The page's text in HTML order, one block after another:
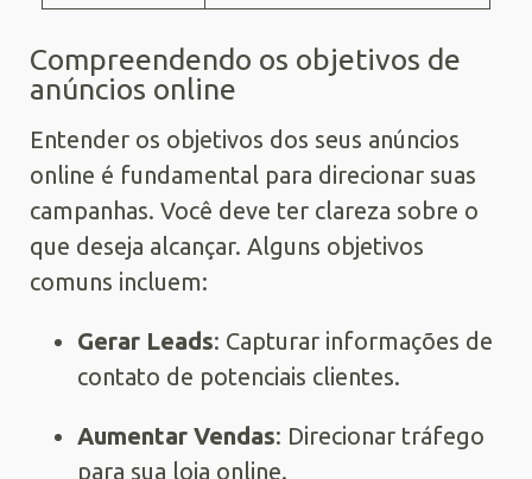
Compreendendo os objetivos de
anúncios online
Entender os objetivos dos seus anúncios
online é fundamental para direcionar suas
campanhas. Você deve ter clareza sobre o
que deseja alcançar. Alguns objetivos
comuns incluem:
Gerar Leads: Capturar informações de
contato de potenciais clientes.
Aumentar Vendas: Direcionar tráfego
para sua loja online.